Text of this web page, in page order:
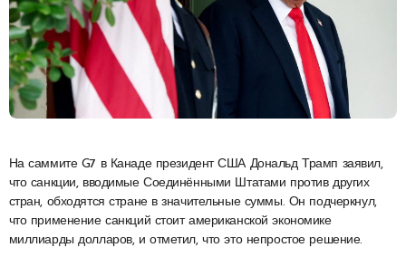
На саммите G7 в Канаде президент США Дональд Трамп заявил,
что санкции, вводимые Соединёнными Штатами против других
стран, обходятся стране в значительные суммы. Он подчеркнул,
что применение санкций стоит американской экономике
миллиарды долларов, и отметил, что это непростое решение.